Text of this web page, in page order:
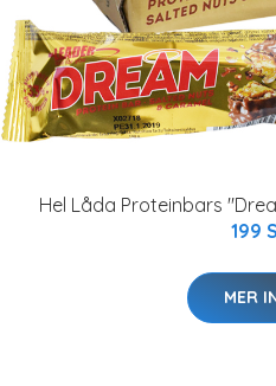
Hel Låda Proteinbars
199
MER